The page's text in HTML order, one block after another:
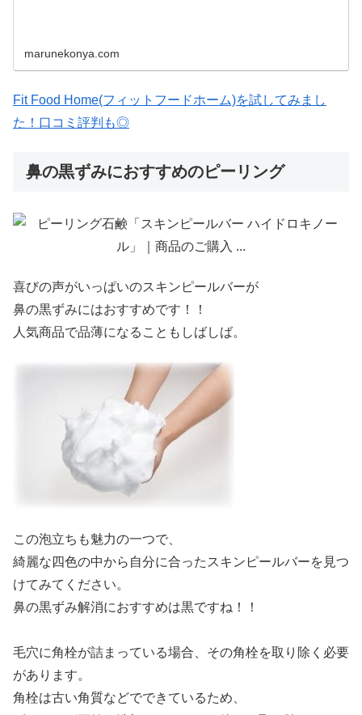
marunekonya.com
Fit Food Home(フィットフードホーム)を試してみまし
た！口コミ評判も◎
鼻の黒ずみにおすすめのピーリング
喜びの声がいっぱいのスキンピールバーが
鼻の黒ずみにはおすすめです！！
人気商品で品薄になることもしばしば。
この泡立ちも魅力の一つで、
綺麗な四色の中から自分に合ったスキンピールバーを見つ
けてみてください。
鼻の黒ずみ解消におすすめは黒ですね！！
毛穴に角栓が詰まっている場合、その角栓を取り除く必要
があります。
角栓は古い角質などでできているため、